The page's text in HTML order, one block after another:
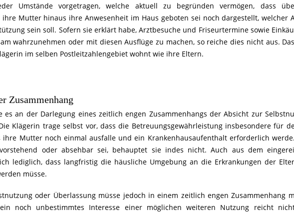
Umstände vorgetragen, welche aktuell zu begründen vermögen, dass
Mutter hinaus ihre Anwesenheit im Haus geboten sei noch dargestellt, welcher
sein soll. Sofern sie erklärt habe, Arztbesuche und Friseurtermine sowie
wahrzunehmen oder mit diesen Ausflüge zu machen, so reiche dies nicht aus.
im selben Postleitzahlengebiet wohnt wie ihre Eltern.
Zusammenhang
es an der Darlegung eines zeitlich engen Zusammenhangs der Absicht zur
Klägerin trage selbst vor, dass die Betreuungsgewährleistung insbesondere für
ihre Mutter noch einmal ausfalle und ein Krankenhausaufenthalt erforderlich
oder absehbar sei, behauptet sie indes nicht. Auch aus dem
lediglich, dass langfristig die häusliche Umgebung an die Erkrankungen der
müsse.
oder Überlassung müsse jedoch in einem zeitlich engen Zusammenhang
noch unbestimmtes Interesse einer möglichen weiteren Nutzung reicht